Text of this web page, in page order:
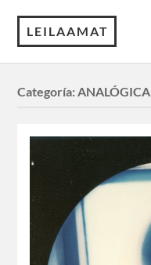
LEILAAMAT
Categoría:ANALÓGICA